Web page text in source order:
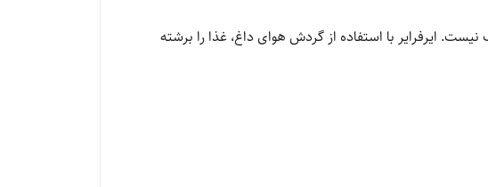
ایرفرایر با استفاده از گردش هوای داغ، غذا را برشته